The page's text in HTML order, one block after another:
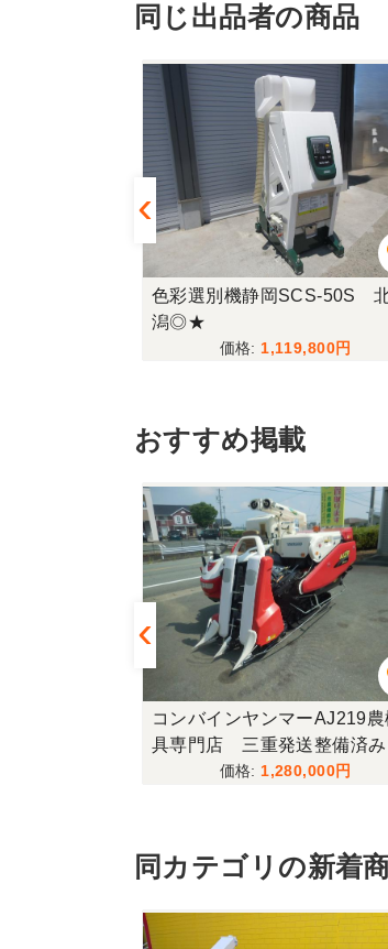
同じ出品者の商品
色彩選別機静岡SCS-50S
潟◎★
1,119,800
おすすめ掲載
コンバインヤンマーAJ219農
具専門店 三重発送整備済み
1,280,000
同カテゴリの新着